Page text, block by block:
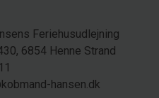
Feriehusudlejning
6854 Henne Strand
hansen.dk